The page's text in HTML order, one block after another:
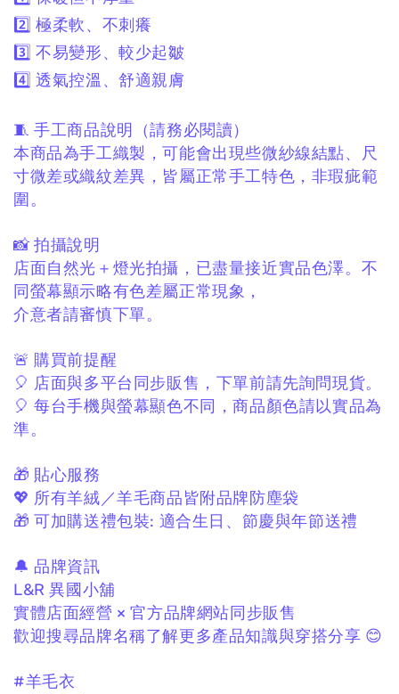
2️⃣ 極柔軟、不刺癢
3️⃣ 不易變形、較少起皺
4️⃣ 透氣控溫、舒適親膚
🧵 手工商品說明（請務必閱讀）
本商品為手工織製，可能會出現些微紗線結點、
尺
寸微差或織紋差異， 皆屬正常手工特色，非瑕疵範
圍。
📸 拍攝說明
店面自然光＋燈光拍攝， 已盡量接近實品色澤。 不
同螢幕顯示略有色差屬正常現象，
介意者請審慎下單。
🚨 購買前提醒
🎈 店面與多平台同步販售， 下單前請先詢問現貨。
🎈 每台手機與螢幕顯色不同，商品顏色請以實品為
準。
🎁 貼心服務
💖 所有羊絨／羊毛商品皆附品牌防塵袋
🎁 可加購送禮包裝: 適合生日、節慶與年節送禮
🔔 品牌資訊
L&R 異國小舖
實體店面經營 × 官方品牌網站同步販售
歡迎搜尋品牌名稱了解更多產品知識與穿搭分享 😊
#羊毛衣